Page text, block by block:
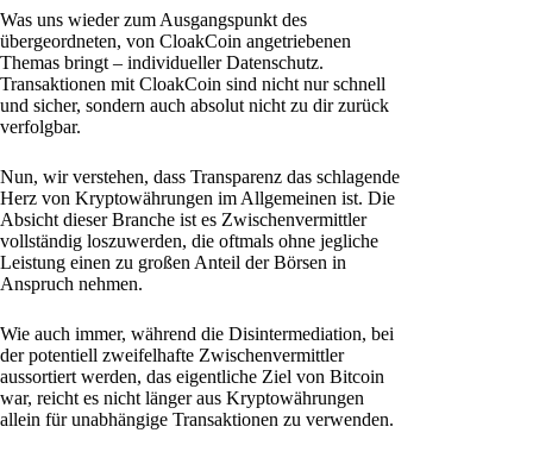
Was uns wieder zum Ausgangspunkt des
übergeordneten, von CloakCoin angetriebenen
Themas bringt – individueller Datenschutz.
Transaktionen mit CloakCoin sind nicht nur schnell
und sicher, sondern auch absolut nicht zu dir zurück
verfolgbar.
Nun, wir verstehen, dass Transparenz das schlagende
Herz von Kryptowährungen im Allgemeinen ist. Die
Absicht dieser Branche ist es Zwischenvermittler
vollständig loszuwerden, die oftmals ohne jegliche
Leistung einen zu großen Anteil der Börsen in
Anspruch nehmen.
Wie auch immer, während die Disintermediation, bei
der potentiell zweifelhafte Zwischenvermittler
aussortiert werden, das eigentliche Ziel von Bitcoin
war, reicht es nicht länger aus Kryptowährungen
allein für unabhängige Transaktionen zu verwenden.